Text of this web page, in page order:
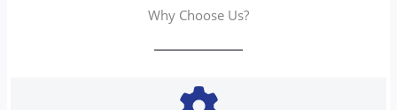
Why Choose Us?